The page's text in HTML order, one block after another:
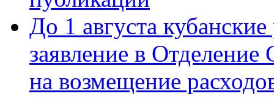
До 1 августа
заявление в
на возмещение